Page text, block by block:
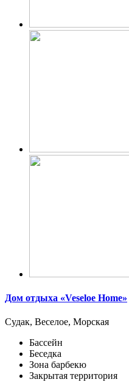
Дом отдыха «Veseloe Home»
Судак, Веселое, Морская
Бассейн
Беседка
Зона барбекю
Закрытая территория